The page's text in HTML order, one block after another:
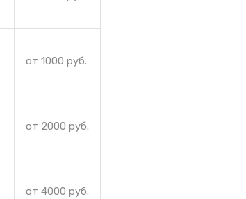
от 1000 руб.
от 2000 руб.
от 4000 руб.